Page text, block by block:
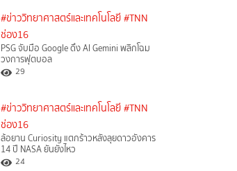
#ข่าววิทยาศาสตร์และเทคโนโลยี #TNN
ช่อง16
PSG จับมือ Google ดึง AI Gemini พลิกโฉม
วงการฟุตบอล
29
#ข่าววิทยาศาสตร์และเทคโนโลยี #TNN
ช่อง16
ล้อยาน Curiosity แตกร้าวหลังลุยดาวอังคาร
14 ปี NASA ยันยังไหว
24